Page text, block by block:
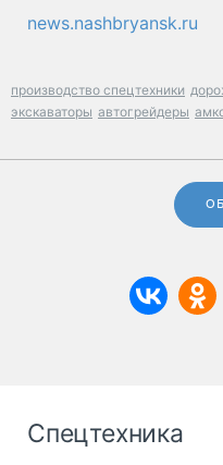
news.nashbryansk.ru
производство спецтехники
экскаваторы автогрейдеры
Спецтехника